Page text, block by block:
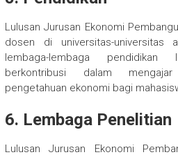
Lulusan Jurusan Ekonomi
dosen di universitas-universitas
lembaga-lembaga
berkontribusi dalam
pengetahuan ekonomi bagi
6. Lembaga Penelitian
Lulusan Jurusan Ekonomi